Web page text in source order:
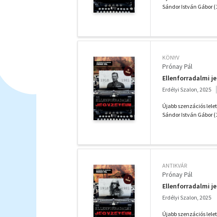
Sándor István Gábor
KÖNYV
Prónay Pál
Ellenforradalmi
Erdélyi Szalon, 2025
Újabb szenzációs
Sándor István Gábor
ANTIKVÁR
Prónay Pál
Ellenforradalmi
Erdélyi Szalon, 2025
Újabb szenzációs